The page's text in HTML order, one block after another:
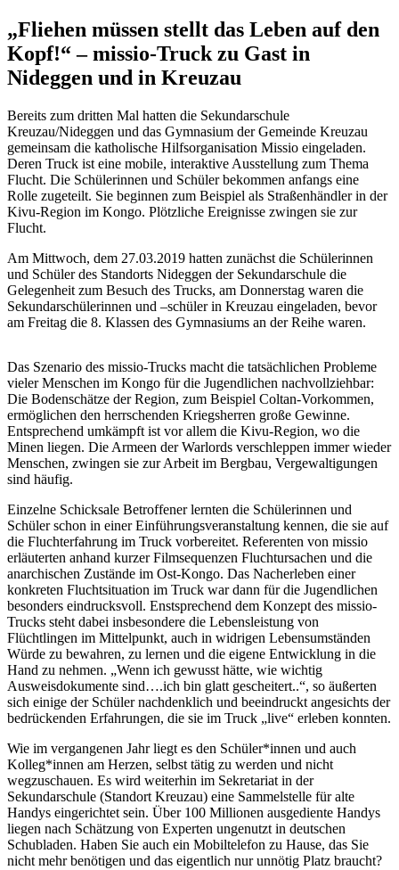
„Fliehen müssen stellt das Leben auf den
Kopf!“ – missio-Truck zu Gast in
Nideggen und in Kreuzau
Bereits zum dritten Mal hatten die Sekundarschule
Kreuzau/Nideggen und das Gymnasium der Gemeinde Kreuzau
gemeinsam die katholische Hilfsorganisation Missio eingeladen.
Deren Truck ist eine mobile, interaktive Ausstellung zum Thema
Flucht. Die Schülerinnen und Schüler bekommen anfangs eine
Rolle zugeteilt. Sie beginnen zum Beispiel als Straßenhändler in der
Kivu-Region im Kongo. Plötzliche Ereignisse zwingen sie zur
Flucht.
Am Mittwoch, dem 27.03.2019 hatten zunächst die Schülerinnen
und Schüler des Standorts Nideggen der Sekundarschule die
Gelegenheit zum Besuch des Trucks, am Donnerstag waren die
Sekundarschülerinnen und –schüler in Kreuzau eingeladen, bevor
am Freitag die 8. Klassen des Gymnasiums an der Reihe waren.
Das Szenario des missio-Trucks macht die tatsächlichen Probleme
vieler Menschen im Kongo für die Jugendlichen nachvollziehbar:
Die Bodenschätze der Region, zum Beispiel Coltan-Vorkommen,
ermöglichen den herrschenden Kriegsherren große Gewinne.
Entsprechend umkämpft ist vor allem die Kivu-Region, wo die
Minen liegen. Die Armeen der Warlords verschleppen immer wieder
Menschen, zwingen sie zur Arbeit im Bergbau, Vergewaltigungen
sind häufig.
Einzelne Schicksale Betroffener lernten die Schülerinnen und
Schüler schon in einer Einführungsveranstaltung kennen, die sie auf
die Fluchterfahrung im Truck vorbereitet. Referenten von missio
erläuterten anhand kurzer Filmsequenzen Fluchtursachen und die
anarchischen Zustände im Ost-Kongo. Das Nacherleben einer
konkreten Fluchtsituation im Truck war dann für die Jugendlichen
besonders eindrucksvoll. Enstsprechend dem Konzept des missio-
Trucks steht dabei insbesondere die Lebensleistung von
Flüchtlingen im Mittelpunkt, auch in widrigen Lebensumständen
Würde zu bewahren, zu lernen und die eigene Entwicklung in die
Hand zu nehmen. „Wenn ich gewusst hätte, wie wichtig
Ausweisdokumente sind….ich bin glatt gescheitert..“, so äußerten
sich einige der Schüler nachdenklich und beeindruckt angesichts der
bedrückenden Erfahrungen, die sie im Truck „live“ erleben konnten.
Wie im vergangenen Jahr liegt es den Schüler*innen und auch
Kolleg*innen am Herzen, selbst tätig zu werden und nicht
wegzuschauen. Es wird weiterhin im Sekretariat in der
Sekundarschule (Standort Kreuzau) eine Sammelstelle für alte
Handys eingerichtet sein. Über 100 Millionen ausgediente Handys
liegen nach Schätzung von Experten ungenutzt in deutschen
Schubladen. Haben Sie auch ein Mobiltelefon zu Hause, das Sie
nicht mehr benötigen und das eigentlich nur unnötig Platz braucht?